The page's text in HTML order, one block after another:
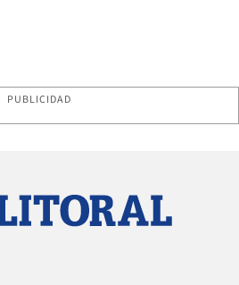
PUBLICIDAD